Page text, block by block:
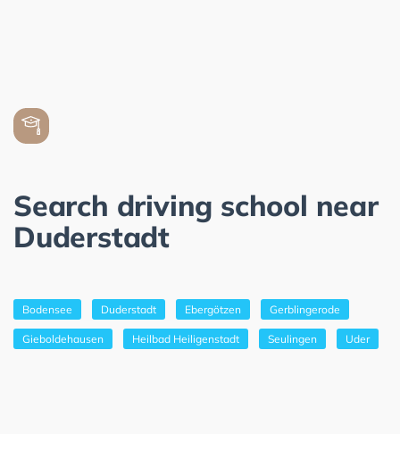
Search driving school near
Duderstadt
Bodensee Duderstadt Ebergötzen Gerblingerode
Gieboldehausen Heilbad Heiligenstadt Seulingen Uder